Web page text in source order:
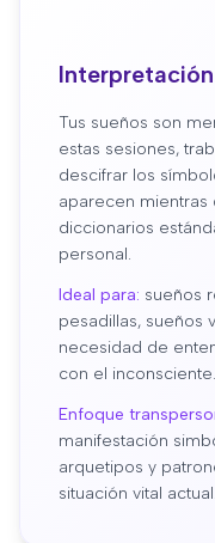
Tus sueños son
estas sesiones,
descifrar los
aparecen mientras
diccionarios
personal.
Ideal para: sueños
pesadillas, sueños
necesidad de
con el inconsciente.
Enfoque
manifestación
arquetipos y
situación vital actual.